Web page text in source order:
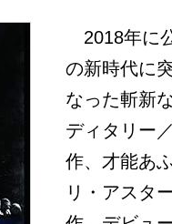
2018年に
の新時代に
なった斬新
ディタリー
作、才能あ
リ・アスタ